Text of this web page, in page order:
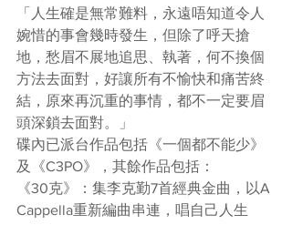
「人生確是無常難料，永遠唔知道令人
婉惜的事會幾時發生，但除了呼天搶
地，愁眉不展地追思、執著，何不換個
方法去面對，好讓所有不愉快和痛苦終
結，原來再沉重的事情，都不一定要眉
頭深鎖去面對。」
碟內已派台作品包括《一個都不能少》
及《C3PO》，其餘作品包括：
《30克》：集李克勤7首經典金曲，以A
Cappella重新編曲串連，唱自己人生